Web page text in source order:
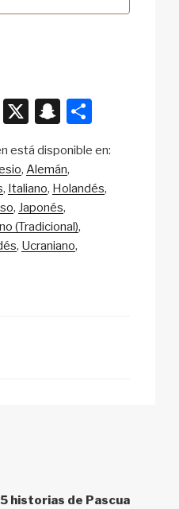
W X
S
a
p
c
h
ar
e
está disponible en:
Alemán
Italiano Holandés
Japonés
(Tradicional)
Ucraniano
historias de Pascua